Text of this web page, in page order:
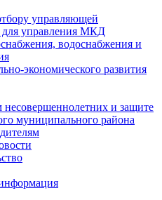
управляющей
для управления МКД
водоснабжения и
экономического развития
несовершеннолетних и защите
муниципального района